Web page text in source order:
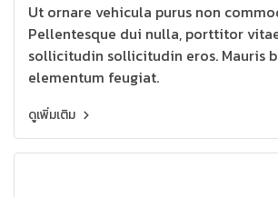
Ut ornare vehicula purus non
Pellentesque dui nulla, porttitor
sollicitudin sollicitudin eros. Mauris
elementum feugiat.
ดูเพิ่มเติม